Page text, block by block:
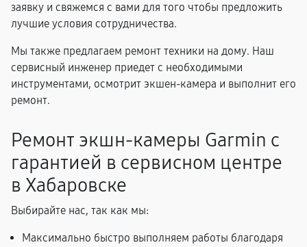
заявку и свяжемся с вами для того чтобы предложить
лучшие условия сотрудничества.
Мы также предлагаем ремонт техники на дому. Наш
сервисный инженер приедет с необходимыми
инструментами, осмотрит экшен-камера и выполнит его
ремонт.
Ремонт экшн-камеры Garmin с
гарантией в сервисном центре
в Хабаровске
Выбирайте нас, так как мы:
Максимально быстро выполняем работы благодаря